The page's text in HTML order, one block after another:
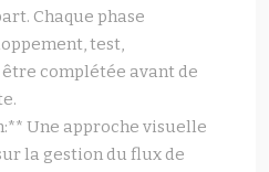
Chaque phase
test,
complétée avant de
Une approche visuelle
la gestion du flux de